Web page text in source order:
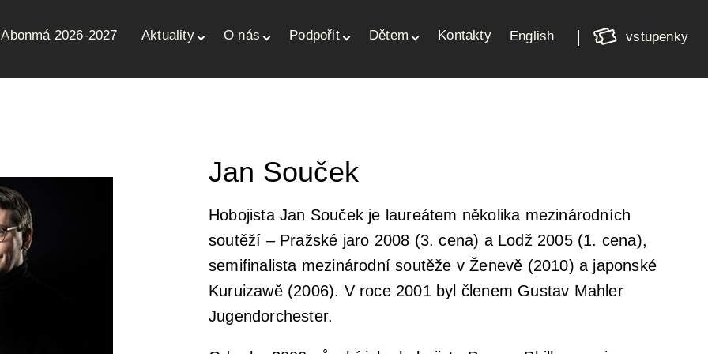
košíkvstupenky
English
Abonmá 2026-2027 Aktuality O nás Podpořit Dětem Kontakty
Jan Souček
Hobojista Jan Souček je laureátem několika mezinárodních
soutěží – Pražské jaro 2008 (3. cena) a Lodž 2005 (1. cena),
semifinalista mezinárodní soutěže v Ženevě (2010) a japonské
Kuruizawě (2006). V roce 2001 byl členem Gustav Mahler
Jugendorchester.